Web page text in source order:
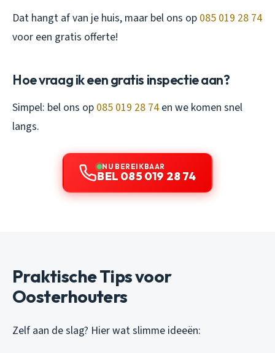
Dat hangt af van je huis, maar bel ons op 085 019 28 74
voor een gratis offerte!
Hoe vraag ik een gratis inspectie aan?
Simpel: bel ons op 085 019 28 74 en we komen snel
langs.
NU BEREIKBAAR
BEL 085 019 28 74
Praktische Tips voor
Oosterhouters
Zelf aan de slag? Hier wat slimme ideeën: